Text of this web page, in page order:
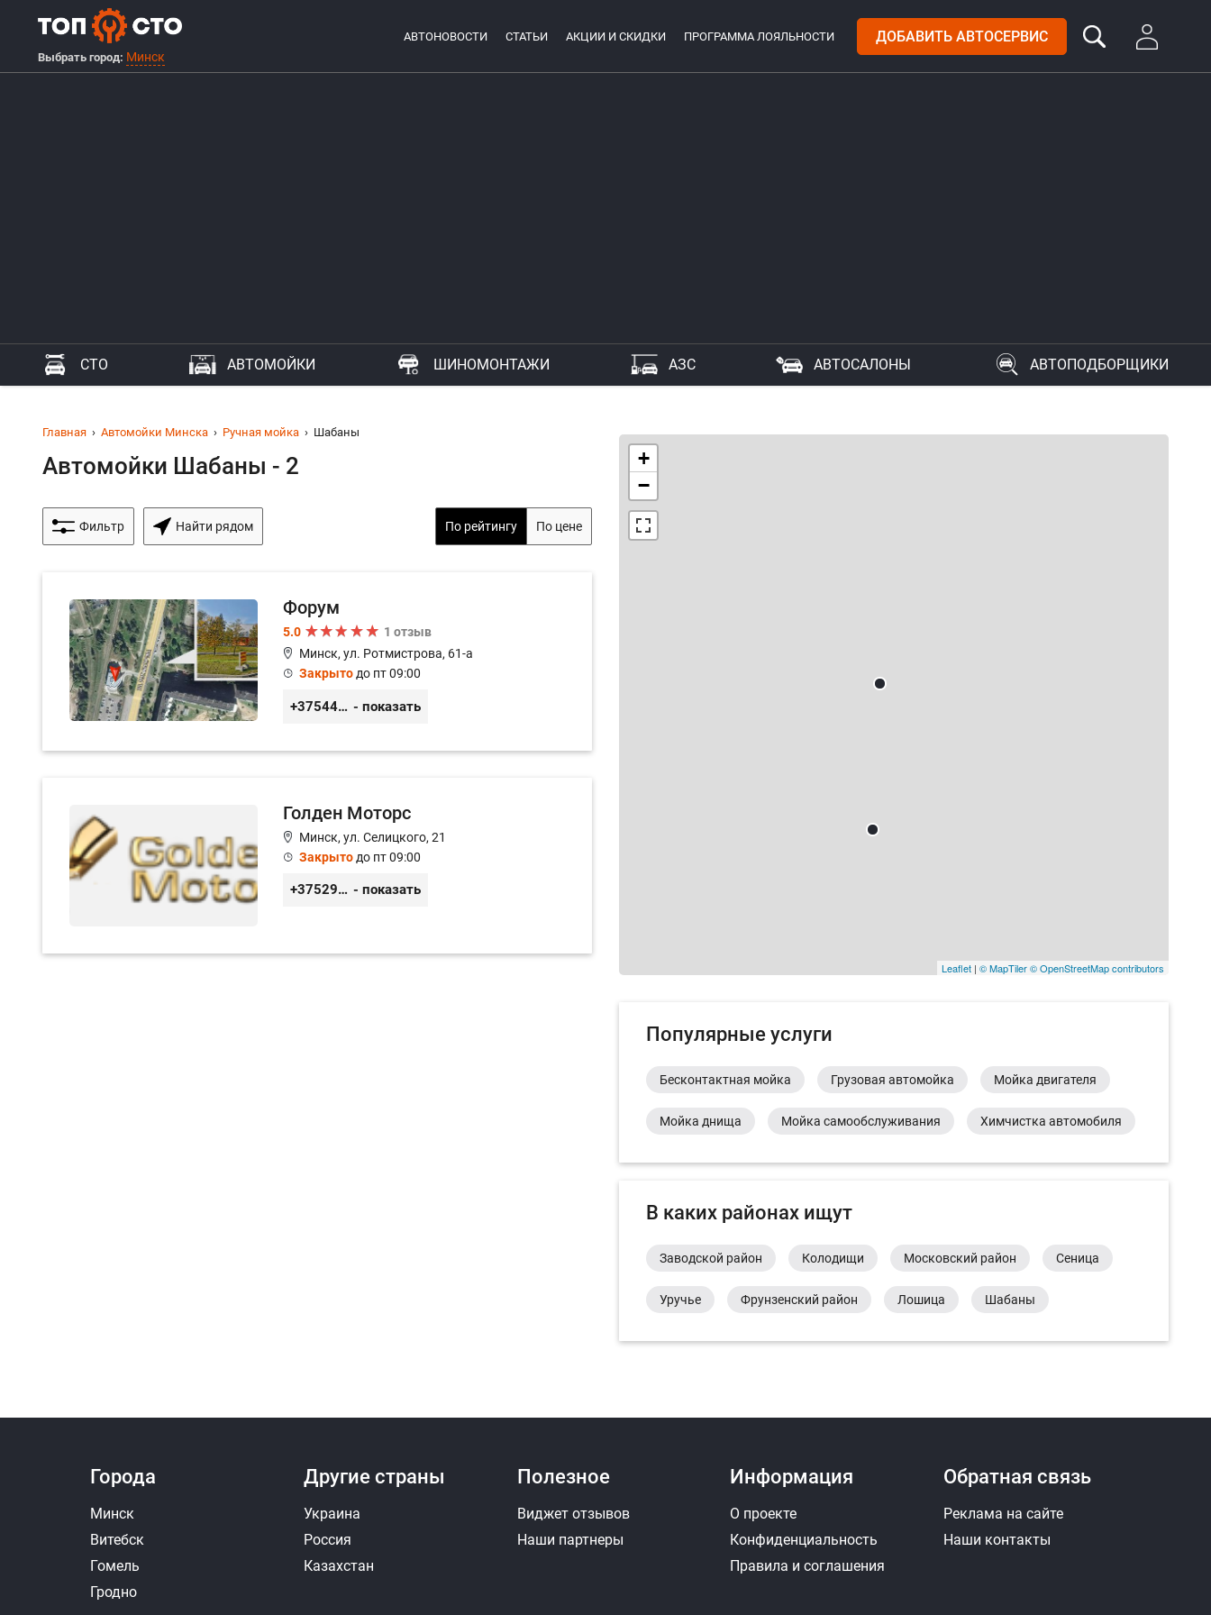
Выбрать город: Минск
АВТОНОВОСТИ СТАТЬИ АКЦИИ И СКИДКИ ПРОГРАММА ЛОЯЛЬНОСТИ ДОБАВИТЬ АВТОСЕРВИС
СТО АВТОМОЙКИ ШИНОМОНТАЖИ АЗС АВТОСАЛОНЫ АВТОПОДБОРЩИКИ
Главная Автомойки Минска Ручная мойка Шабаны
Автомойки Шабаны - 2
Фильтр Найти рядом По рейтингу По цене
Форум
5.0
1 отзыв
Минск, ул. Ротмистрова, 61-а
Закрытодо пт 09:00
+375445000222 - показать
Голден Моторс
Минск, ул. Селицкого, 21
Закрытодо пт 09:00
+375293476655 - показать
+
−
Leaflet | © MapTiler© OpenStreetMap contributors
Популярные услуги
Бесконтактная мойка Грузовая автомойка Мойка двигателя
Мойка днища Мойка самообслуживания Химчистка автомобиля
В каких районах ищут
Заводской район Колодищи Московский район Сеница
Уручье Фрунзенский район Лошица Шабаны
Города
Минск
Витебск
Гомель
Гродно
Другие страны
Украина
Россия
Казахстан
Полезное
Виджет отзывов
Наши партнеры
Информация
О проекте
Конфиденциальность
Правила и соглашения
Обратная связь
Реклама на сайте
Наши контакты